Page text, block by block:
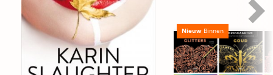
Nieuw Binnen